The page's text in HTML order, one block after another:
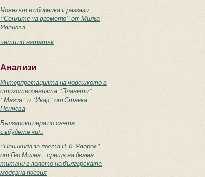
Човекът в сборника с разкази
“Сенките на времето” от Милка
Иванова
чети по-нататък
Анализи
Интерпретацията на човешкото в
стихотворенията “Планети”,
“Магия” и “Икар” от Станка
Пенчева
Български пера по света –
събудете ни!..
“Панихида за поета П. К. Яворов”
от Гео Милев – среща на двама
титани в полето на българската
модерна поезия